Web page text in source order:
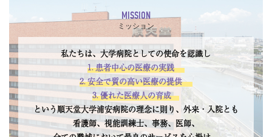
MISSION
ミッション
私たちは、大学病院としての使命を認識し
1. 患者中心の医療の実践
2. 安全で質の高い医療の提供
3. 優れた医療人の育成
という順天堂大学浦安病院の理念に則り、外来・入院とも
看護師、視能訓練士、事務、医師、